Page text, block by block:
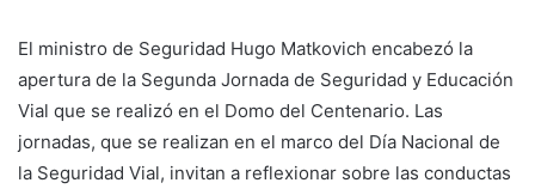
El ministro de Seguridad Hugo Matkovich encabezó la
apertura de la Segunda Jornada de Seguridad y Educación
Vial que se realizó en el Domo del Centenario. Las
jornadas, que se realizan en el marco del Día Nacional de
la Seguridad Vial, invitan a reflexionar sobre las conductas